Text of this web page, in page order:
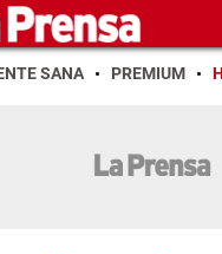
SANA PREMIUM